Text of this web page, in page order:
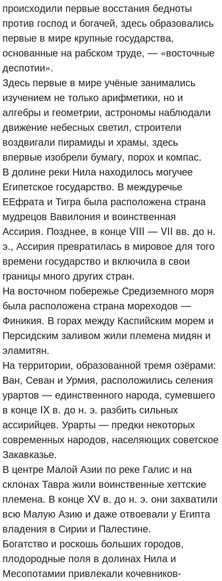
происходили первые восстания бедноты
против господ и богачей, здесь образовались
первые в мире крупные государства,
основанные на рабском труде, — «восточные
деспотии».
Здесь первые в мире учёные занимались
изучением не только арифметики, но и
алгебры и геометрии, астрономы наблюдали
движение небесных светил, строители
воздвигали пирамиды и храмы, здесь
впервые изобрели бумагу, порох и компас.
В долине реки Нила находилось могучее
Египетское государство. В междуречье
ЕЕфрата и Тигра была расположена страна
мудрецов Вавилония и воинственная
Ассирия. Позднее, в конце VIII — VII вв. до н.
э., Ассирия превратилась в мировое для того
времени государство и включила в свои
границы много других стран.
На восточном побережье Средиземного моря
была расположена страна мореходов —
Финикия. В горах между Каспийским морем и
Персидским заливом жили племена мидян и
эламитян.
На территории, образованной тремя озёрами:
Ван, Севан и Урмия, расположились селения
урартов — единственного народа, сумевшего
в конце IX в. до н. э. разбить сильных
ассирийцев. Урарты — предки некоторых
современных народов, населяющих советское
Закавказье.
В центре Малой Азии по реке Галис и на
склонах Тавра жили воинственные хеттские
племена. В конце XV в. до н. э. они захватили
всю Малую Азию и даже отвоевали у Египта
владения в Сирии и Палестине.
Богатство и роскошь больших городов,
плодородные поля в долинах Нила и
Месопотамии привлекали кочевников-